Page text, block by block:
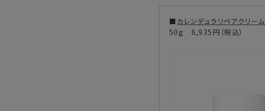
■ カレンデュラリペアクリーム
50g 6,935円（税込）